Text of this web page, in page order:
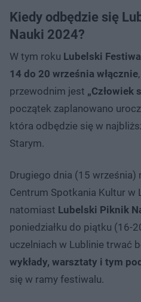
Kiedy odbędzie się
Nauki 2024?
W tym roku Lubelski
14 do 20 września włącznie
przewodnim jest „Człowiek
początek zaplanowano
która odbędzie się w
Starym.
Drugiego dnia (15 września)
Centrum Spotkania Kultur w
natomiast Lubelski Piknik
poniedziałku do piątku (16-
uczelniach w Lublinie trwać
wykłady, warsztaty i tym
się w ramy festiwalu.